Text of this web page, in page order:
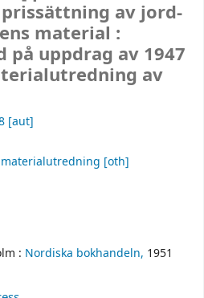
av jord-
material :
på uppdrag av 1947
av
[aut]
[oth]
: Nordiska bokhandeln, 1951